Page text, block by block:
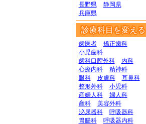
長野県
静岡県
兵庫県
診療科目を変える
歯医者
矯正歯科
小児歯科
歯科口腔外科
内科
心療内科
精神科
眼科
皮膚科
耳鼻科
整形外科
小児科
産婦人科
婦人科
産科
美容外科
泌尿器科
呼吸器科
胃腸科
呼吸器内科